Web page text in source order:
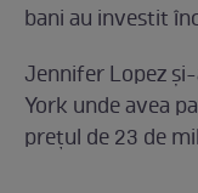
bani au investit
Jennifer Lopez
York unde avea
prețul de 23 de